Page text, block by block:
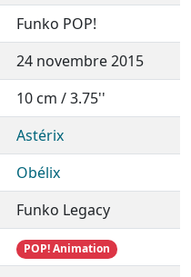
Funko POP!
24 novembre 2015
10 cm / 3.75''
Astérix
Obélix
Funko Legacy
POP! Animation